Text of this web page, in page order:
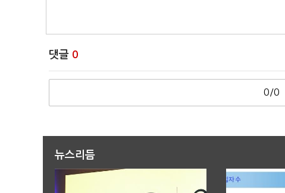
댓글 0
0/0
뉴스리듬